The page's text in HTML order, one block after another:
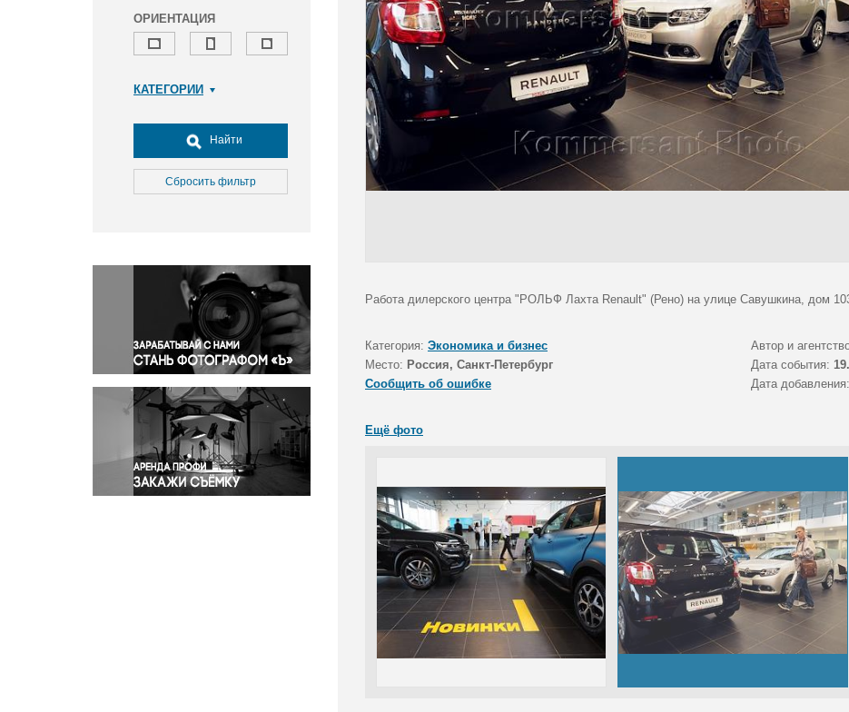
ОРИЕНТАЦИЯ
КАТЕГОРИИ
Досуг, туризм и отдых
Культура
Медицина
Окружающая среда
Политика
Правосудие
Происшествия и конфликты
Религия
Светская жизнь
Спорт
Экология
Экономика и бизнес
Найти
Сбросить фильтр
Работа дилерского центра "РОЛЬФ Лахта Renault" (Рено) на улице Савушкина, дом
Категория: Экономика и бизнес Автор и
Место: Россия, Санкт-Петербург Дата события:
Сообщить об ошибке
Дата добавления:
Ещё фото